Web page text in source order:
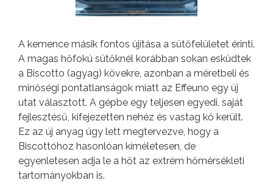
A kemence másik fontos újítása a sütőfelületet érinti.
A magas hőfokú sütőknél korábban sokan esküdtek
a Biscotto (agyag) kövekre, azonban a méretbeli és
minőségi pontatlanságok miatt az Effeuno egy új
utat választott. A gépbe egy teljesen egyedi, saját
fejlesztésű, kifejezetten nehéz és vastag kő került.
Ez az új anyag úgy lett megtervezve, hogy a
Biscottóhoz hasonlóan kíméletesen, de
egyenletesen adja le a hőt az extrém hőmérsékleti
tartományokban is.